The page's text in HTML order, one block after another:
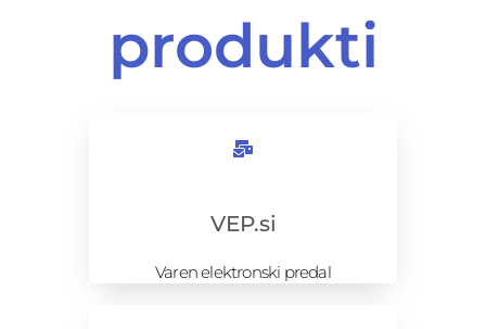
produkti
VEP.si
Varen elektronski predal